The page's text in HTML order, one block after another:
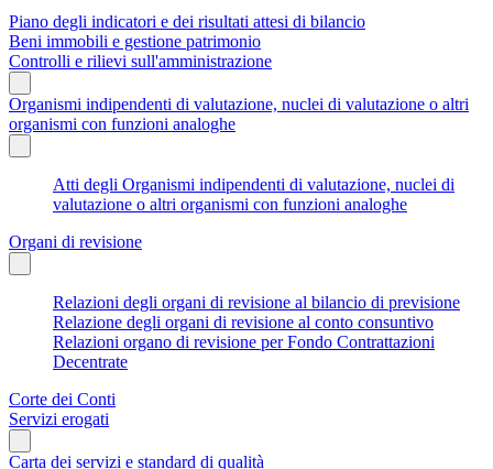
Piano degli indicatori e dei risultati attesi di bilancio
Beni immobili e gestione patrimonio
Controlli e rilievi sull'amministrazione
Organismi indipendenti di valutazione, nuclei di valutazione o altri
organismi con funzioni analoghe
Atti degli Organismi indipendenti di valutazione, nuclei di
valutazione o altri organismi con funzioni analoghe
Organi di revisione
Relazioni degli organi di revisione al bilancio di previsione
Relazione degli organi di revisione al conto consuntivo
Relazioni organo di revisione per Fondo Contrattazioni
Decentrate
Corte dei Conti
Servizi erogati
Carta dei servizi e standard di qualità